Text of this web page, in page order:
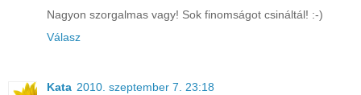
Nagyon szorgalmas vagy! Sok finomságot csináltál! :-)
Válasz
Kata 2010. szeptember 7. 23:18